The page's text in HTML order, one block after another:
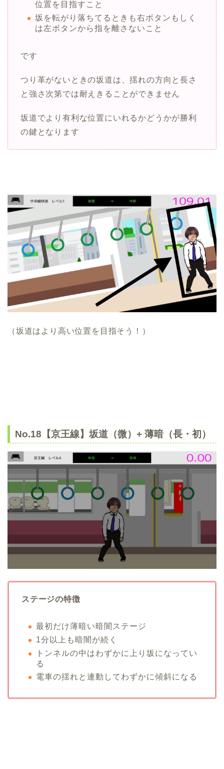
位置を目指すこと
坂を転がり落ちてるときも右ボタンもしく
は左ボタンから指を離さないこと
です
つり革がないときの坂道は、揺れの方向と長さ
と強さ次第では耐えきることができません
坂道でより有利な位置にいれるかどうかが勝利
の鍵となります
（坂道はより高い位置を目指そう！）
No.18【京王線】坂道（微）+ 薄暗（長・初）
ステージの特徴
最初だけ薄暗い暗闇ステージ
1分以上も暗闇が続く
トンネルの中はわずかに上り坂になってい
る
電車の揺れと連動してわずかに傾斜になる